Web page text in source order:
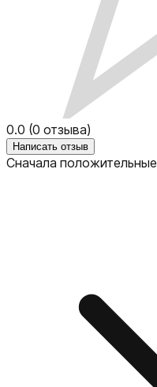
0.0 (0 отзыва)
Написать отзыв
Сначала положительные